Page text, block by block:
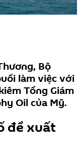
Bộ
làm việc với
Tổng Giám
Oil của Mỹ.
đề xuất